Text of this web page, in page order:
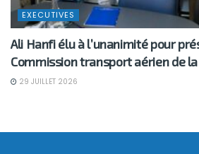
EXECUTIVES
Ali Hanfi élu à l’unanimité pour
Commission transport aérien de la
29 JUILLET 2026